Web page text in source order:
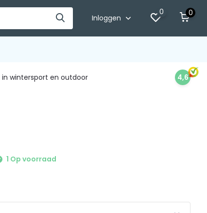
Inloggen
0 0
in wintersport en outdoor 4,6
1 Op voorraad